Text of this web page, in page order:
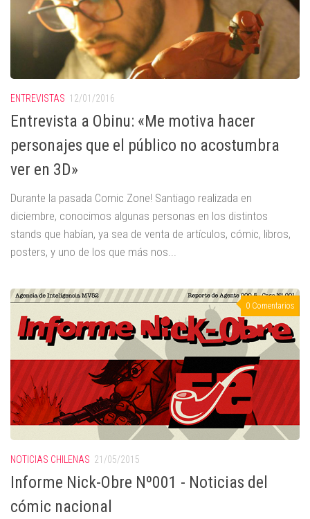
ENTREVISTAS 12/01/2016
Entrevista a Obinu: «Me motiva hacer
personajes que el público no acostumbra
ver en 3D»
Durante la pasada Comic Zone! Santiago realizada en
diciembre, conocimos algunas personas en los distintos
stands que habían, ya sea de venta de artículos, cómic, libros,
posters, y uno de los que más nos...
0 Comentarios
NOTICIAS CHILENAS 21/05/2015
Informe Nick-Obre Nº001 - Noticias del
cómic nacional